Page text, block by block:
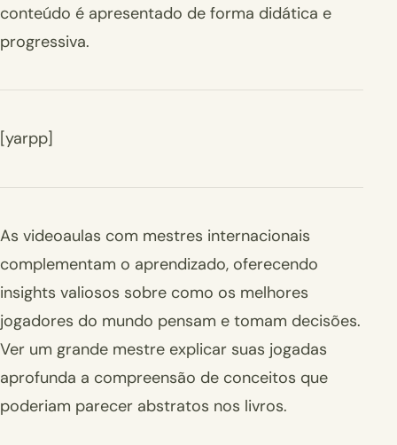
conteúdo é apresentado de forma didática e
progressiva.
[yarpp]
As videoaulas com mestres internacionais
complementam o aprendizado, oferecendo
insights valiosos sobre como os melhores
jogadores do mundo pensam e tomam decisões.
Ver um grande mestre explicar suas jogadas
aprofunda a compreensão de conceitos que
poderiam parecer abstratos nos livros.